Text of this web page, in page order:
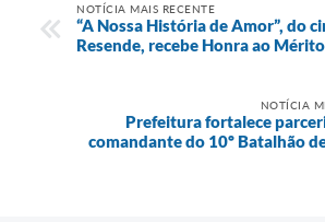
NOTÍCIA MAIS RECENTE
“A Nossa História de Amor”, do
Resende, recebe Honra ao
NOTÍCIA
Prefeitura fortalece
comandante do 10º Batalhão